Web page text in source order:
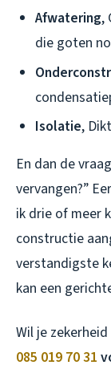
Afwatering,
die goten
Isolatie,
En dan de
vervangen?”
ik drie of meer
constructie
verstandigste
kan een
Wil je
085 019 70 31